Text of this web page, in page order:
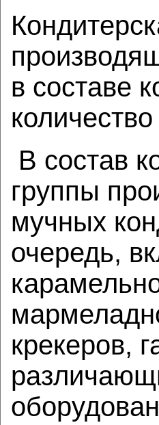
в составе
В состав
группы
мучных
очередь,
крекеров,